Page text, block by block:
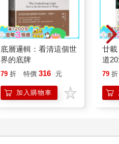
底層邏輯：看清這個世
界的底牌
79 折 特價 316 元
加入購物車
廿
道
79 折